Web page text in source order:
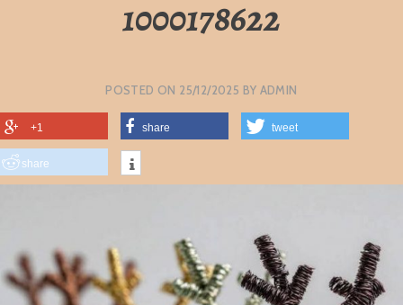
1000178622
POSTED ON 25/12/2025 BY ADMIN
+1 share tweet
share